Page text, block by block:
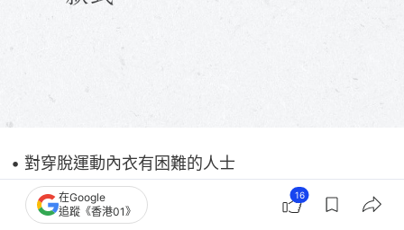
• 對穿脫運動內衣有困難的人士
• 宜選擇有背扣或前拉鍊的款式
在Google
追蹤《香港01》
16